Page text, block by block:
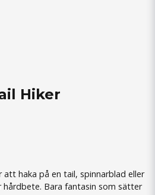
Hiker
haka på en tail, spinnarblad eller
Bara fantasin som sätter